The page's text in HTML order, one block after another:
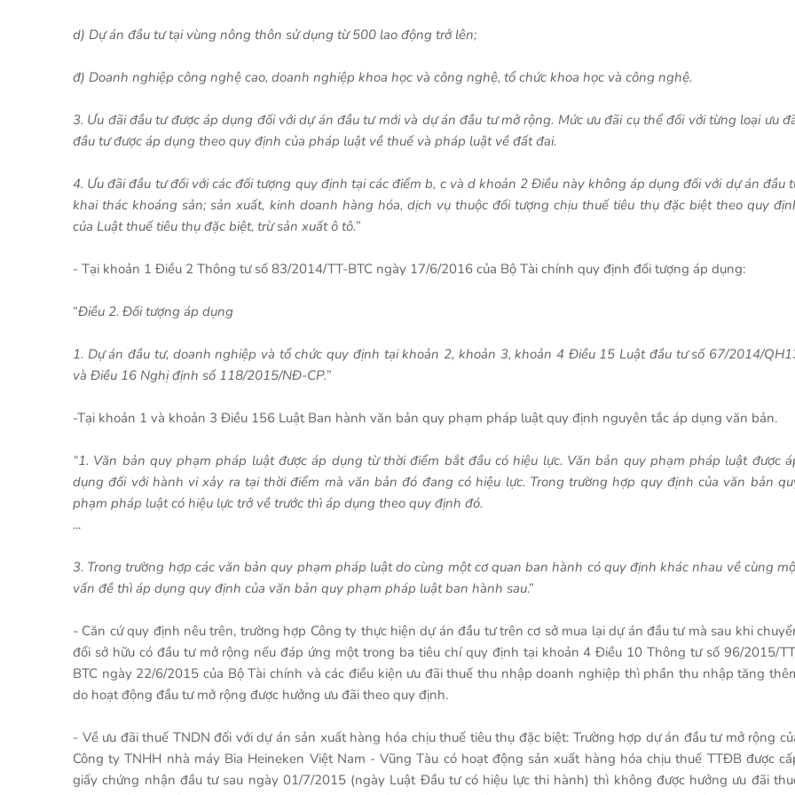
d) Dự án đầu tư tại vùng nông thôn sử dụng từ 500 lao động trở lên;
đ) Doanh nghiệp công nghệ cao, doanh nghiệp khoa học và công nghệ, tổ chức khoa học và công nghệ.
3. Ưu đãi đầu tư được áp dụng đối với dự án đầu tư mới và dự án đầu tư mở rộng. Mức ưu đãi cụ thể đối với từng loại ưu
đầu tư được áp dụng theo quy định của pháp luật về thuế và pháp luật về đất đai.
4. Ưu đãi đầu tư đối với các đối tượng quy định tại các điểm b, c và d khoản 2 Điều này không áp dụng đối với dự án đầu
khai thác khoáng sản; sản xuất, kinh doanh hàng hóa, dịch vụ thuộc đối tượng chịu thuế tiêu thụ đặc biệt theo quy
của Luật thuế tiêu thụ đặc biệt, trừ sản xuất ô tô.”
- Tại khoản 1 Điều 2 Thông tư số 83/2014/TT-BTC ngày 17/6/2016 của Bộ Tài chính quy định đối tượng áp dụng:
“Điều 2. Đối tượng áp dụng
1. Dự án đầu tư, doanh nghiệp và tổ chức quy định tại khoản 2, khoản 3, khoản 4 Điều 15 Luật đầu tư số 67/2014/
và Điều 16 Nghị định số 118/2015/NĐ-CP.”
-Tại khoản 1 và khoản 3 Điều 156 Luật Ban hành văn bản quy phạm pháp luật quy định nguyên tắc áp dụng văn bản.
“1. Văn bản quy phạm pháp luật được áp dụng từ thời điểm bắt đầu có hiệu lực. Văn bản quy phạm pháp luật được
dụng đối với hành vi xảy ra tại thời điểm mà văn bản đó đang có hiệu lực. Trong trường hợp quy định của văn bản
phạm pháp luật có hiệu lực trở về trước thì áp dụng theo quy định đó.
...
3. Trong trường hợp các văn bản quy phạm pháp luật do cùng một cơ quan ban hành có quy định khác nhau về cùng
vấn đề thì áp dụng quy định của văn bản quy phạm pháp luật ban hành sau.”
- Căn cứ quy định nêu trên, trường hợp Công ty thực hiện dự án đầu tư trên cơ sở mua lại dự án đầu tư mà sau khi
đổi sở hữu có đầu tư mở rộng nếu đáp ứng một trong ba tiêu chí quy định tại khoản 4 Điều 10 Thông tư số 96/2015/
BTC ngày 22/6/2015 của Bộ Tài chính và các điều kiện ưu đãi thuế thu nhập doanh nghiệp thì phần thu nhập tăng
do hoạt động đầu tư mở rộng được hưởng ưu đãi theo quy định.
- Về ưu đãi thuế TNDN đối với dự án sản xuất hàng hóa chịu thuế tiêu thụ đặc biệt: Trường hợp dự án đầu tư mở rộng
Công ty TNHH nhà máy Bia Heineken Việt Nam - Vũng Tàu có hoạt động sản xuất hàng hóa chịu thuế TTĐB được
giấy chứng nhận đầu tư sau ngày 01/7/2015 (ngày Luật Đầu tư có hiệu lực thi hành) thì không được hưởng ưu đãi